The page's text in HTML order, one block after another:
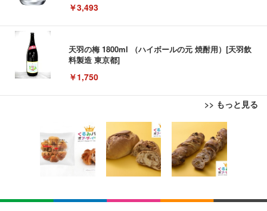
￥3,493
天羽の梅 1800ml （ハイボールの元 焼酎用）[天羽飲
料製造 東京都]
￥1,750
>> もっと見る
松阪牛 グルメ ハンバーグ 【誕生日ギフトセット】
誕生日プレゼント 高級 ハンバーグ 肉 ギフト 牛肉
食べ物 冷凍 高級 内祝 お返し 人気 お取り寄せ グル
メ 出産 男性 土産 女性 お父さん お母さん
￥4,000
松阪牛 グルメ ハンバーグ【オレンジ花束カード】
エレコム ワイヤレスマウス Bluetooth Slint M-TM1
0BBWH/EC 薄型 静音 4ボタン プレゼンモード機能
付 Windows Mac Android iOS iPadOS FireOS対応
ホワイト
￥1,390
エレコム ワイヤレスマウス Bluetooth EX-G 握りの
【整備済み品】ノートパソコン 富士通 LIEFBOOK
U9311X/F 13.3型 第11世代 Core i5-1145G7/Window
s11 Pro/MS Office 2021搭載/Webカメラ/Wifi・Blue
tooth・HDMI・Type-C/360度回転対応/有線静音マウ
ス付属/180日保証(タッチスクリーン/メモリ16GB,S
￥44,948
【整備済み品】中古 ノートパソコン 富士通 A5511/